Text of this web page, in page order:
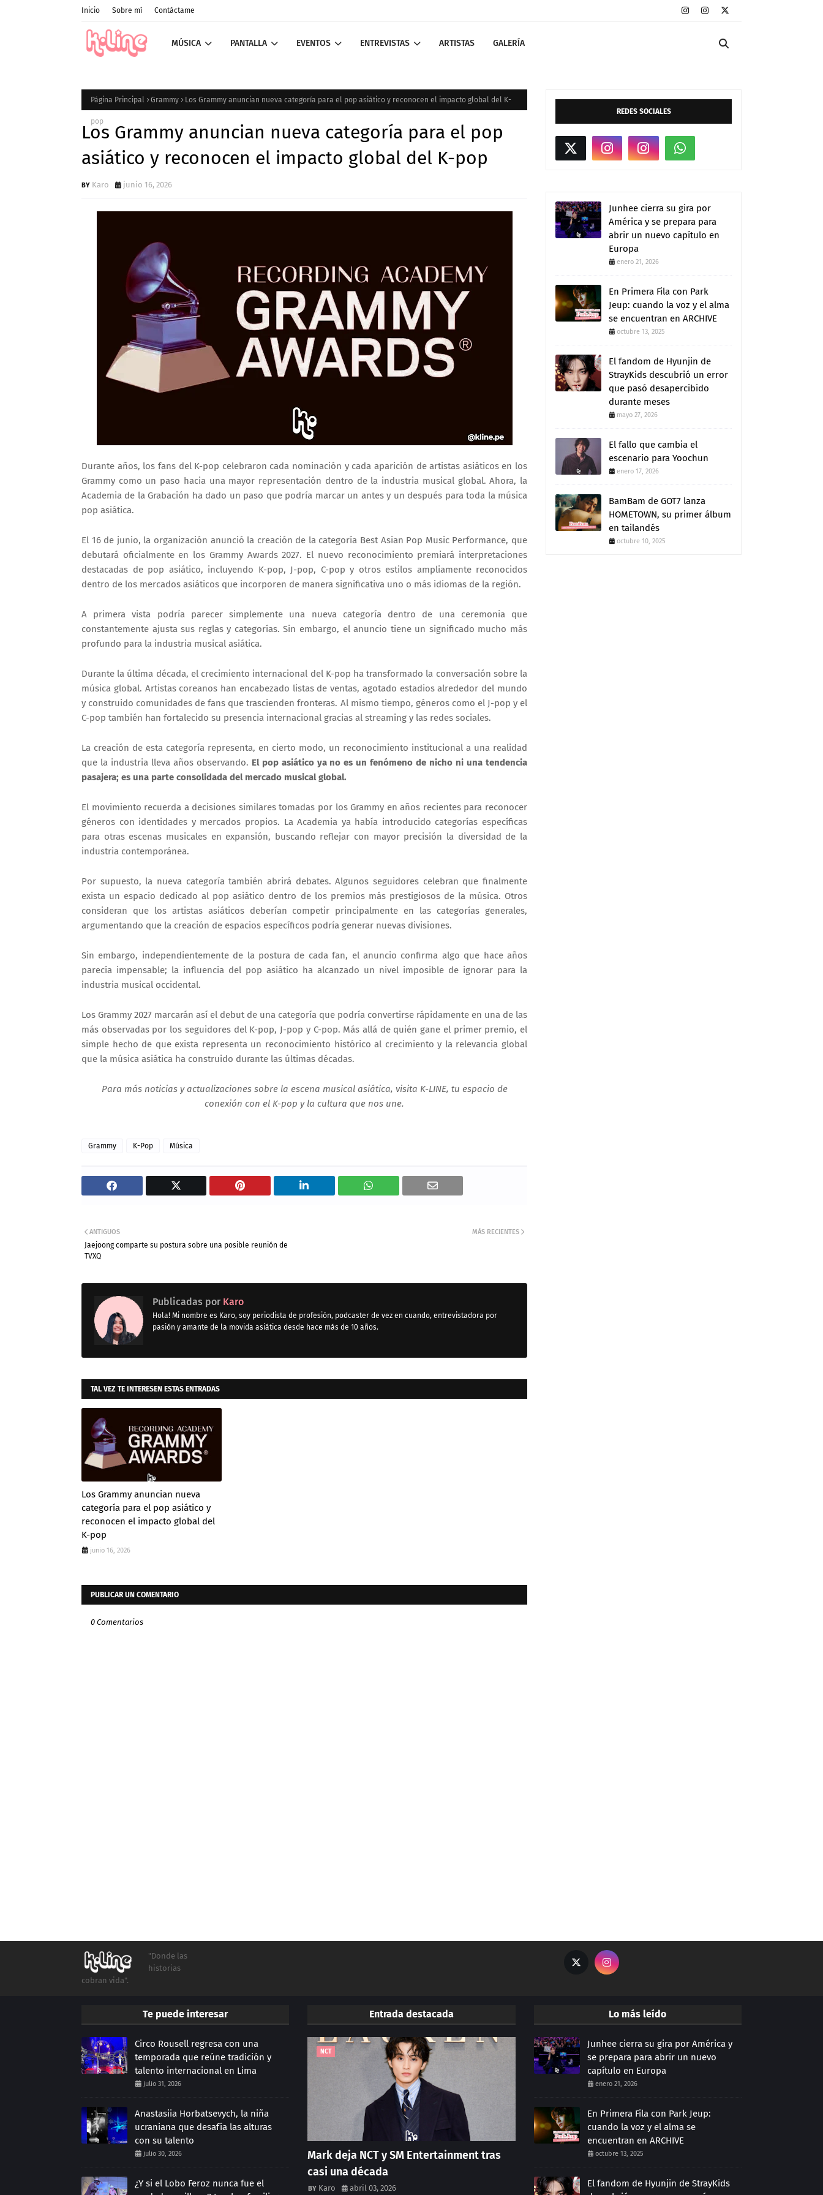
Inicio Sobre mí Contáctame
MÚSICA PANTALLA EVENTOS ENTREVISTAS ARTISTAS GALERÍA
Página Principal Grammy Los Grammy anuncian nueva categoría para el pop asiático y reconocen el impacto global del K-
pop
Los Grammy anuncian nueva categoría para el pop
asiático y reconocen el impacto global del K-pop
Karo junio 16, 2026
Durante años, los fans del K-pop celebraron cada nominación y cada aparición de artistas asiáticos en los
Grammy como un paso hacia una mayor representación dentro de la industria musical global. Ahora, la
Academia de la Grabación ha dado un paso que podría marcar un antes y un después para toda la música
pop asiática.
El 16 de junio, la organización anunció la creación de la categoría Best Asian Pop Music Performance, que
debutará oficialmente en los Grammy Awards 2027. El nuevo reconocimiento premiará interpretaciones
destacadas de pop asiático, incluyendo K-pop, J-pop, C-pop y otros estilos ampliamente reconocidos
dentro de los mercados asiáticos que incorporen de manera significativa uno o más idiomas de la región.
A primera vista podría parecer simplemente una nueva categoría dentro de una ceremonia que
constantemente ajusta sus reglas y categorías. Sin embargo, el anuncio tiene un significado mucho más
profundo para la industria musical asiática.
Durante la última década, el crecimiento internacional del K-pop ha transformado la conversación sobre la
música global. Artistas coreanos han encabezado listas de ventas, agotado estadios alrededor del mundo
y construido comunidades de fans que trascienden fronteras. Al mismo tiempo, géneros como el J-pop y el
C-pop también han fortalecido su presencia internacional gracias al streaming y las redes sociales.
La creación de esta categoría representa, en cierto modo, un reconocimiento institucional a una realidad
que la industria lleva años observando. El pop asiático ya no es un fenómeno de nicho ni una tendencia
pasajera; es una parte consolidada del mercado musical global.
El movimiento recuerda a decisiones similares tomadas por los Grammy en años recientes para reconocer
géneros con identidades y mercados propios. La Academia ya había introducido categorías específicas
para otras escenas musicales en expansión, buscando reflejar con mayor precisión la diversidad de la
industria contemporánea.
Por supuesto, la nueva categoría también abrirá debates. Algunos seguidores celebran que finalmente
exista un espacio dedicado al pop asiático dentro de los premios más prestigiosos de la música. Otros
consideran que los artistas asiáticos deberían competir principalmente en las categorías generales,
argumentando que la creación de espacios específicos podría generar nuevas divisiones.
Sin embargo, independientemente de la postura de cada fan, el anuncio confirma algo que hace años
parecía impensable; la influencia del pop asiático ha alcanzado un nivel imposible de ignorar para la
industria musical occidental.
Los Grammy 2027 marcarán así el debut de una categoría que podría convertirse rápidamente en una de las
más observadas por los seguidores del K-pop, J-pop y C-pop. Más allá de quién gane el primer premio, el
simple hecho de que exista representa un reconocimiento histórico al crecimiento y la relevancia global
que la música asiática ha construido durante las últimas décadas.
Para más noticias y actualizaciones sobre la escena musical asiática, visita K-LINE, tu espacio de
conexión con el K-pop y la cultura que nos une.
Grammy K-Pop Música
MÁS RECIENTES
ANTIGUOS
Jaejoong comparte su postura sobre una posible reunión de
TVXQ
Publicadas por Karo
Hola! Mi nombre es Karo, soy periodista de profesión, podcaster de vez en cuando, entrevistadora por
pasión y amante de la movida asiática desde hace más de 10 años.
TAL VEZ TE INTERESEN ESTAS ENTRADAS
Los Grammy anuncian nueva
categoría para el pop asiático y
reconocen el impacto global del
K-pop
junio 16, 2026
PUBLICAR UN COMENTARIO
0 Comentarios
REDES SOCIALES
Junhee cierra su gira por
América y se prepara para
abrir un nuevo capítulo en
Europa
enero 21, 2026
En Primera Fila con Park
Jeup: cuando la voz y el alma
se encuentran en ARCHIVE
octubre 13, 2025
El fandom de Hyunjin de
StrayKids descubrió un error
que pasó desapercibido
durante meses
mayo 27, 2026
El fallo que cambia el
escenario para Yoochun
enero 17, 2026
BamBam de GOT7 lanza
HOMETOWN, su primer álbum
en tailandés
octubre 10, 2025
"Donde las
historias
cobran vida".
Te puede interesar
Circo Rousell regresa con una
temporada que reúne tradición y
talento internacional en Lima
julio 31, 2026
Anastasiia Horbatsevych, la niña
ucraniana que desafía las alturas
con su talento
julio 30, 2026
¿Y si el Lobo Feroz nunca fue el
Entrada destacada
NCT
Mark deja NCT y SM Entertainment tras
casi una década
Karo abril 03, 2026
Lo más leído
Junhee cierra su gira por América y
se prepara para abrir un nuevo
capítulo en Europa
enero 21, 2026
En Primera Fila con Park Jeup:
cuando la voz y el alma se
encuentran en ARCHIVE
octubre 13, 2025
El fandom de Hyunjin de StrayKids